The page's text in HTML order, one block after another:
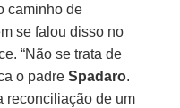
caminho de
se falou disso no
“Não se trata de
o padreSpadaro.
reconciliação de um